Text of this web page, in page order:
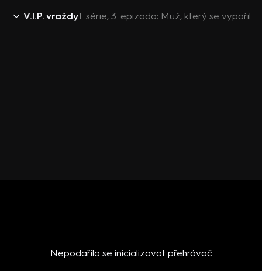
V.I.P. vraždy1. série, 3. epizoda: Muž, který se vypařil
Nepodařilo se inicializovat přehrávač